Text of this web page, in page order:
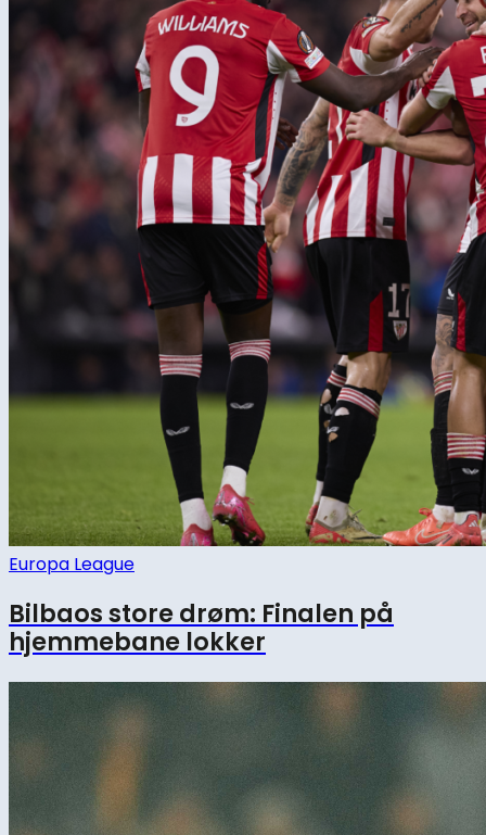
Europa League
Bilbaos store drøm: Finalen på
hjemmebane lokker